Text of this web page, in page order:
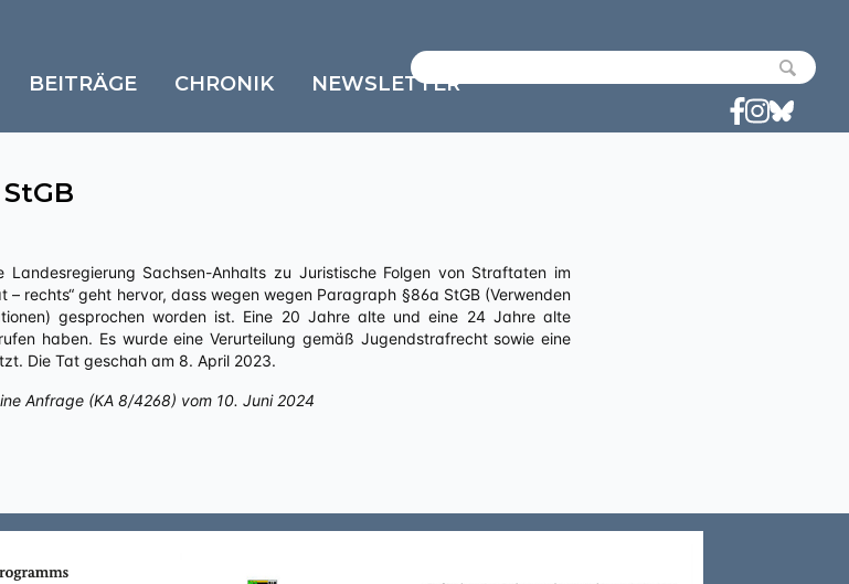
BEITRÄGE CHRONIK NEWSLETTER
– rechts“ geht hervor, dass wegen wegen Paragraph §86a StGB (Verwenden
gesprochen worden ist. Eine 20 Jahre alte und eine 24 Jahre alte
haben. Es wurde eine Verurteilung gemäß Jugendstrafrecht sowie eine
Die Tat geschah am 8. April 2023.
Anfrage (KA 8/4268) vom 10. Juni 2024